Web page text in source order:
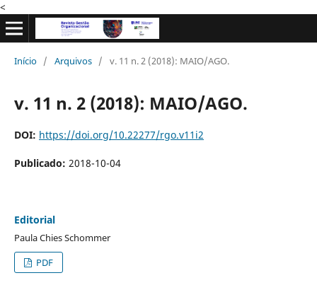
<
Início / Arquivos / v. 11 n. 2 (2018): MAIO/AGO.
v. 11 n. 2 (2018): MAIO/AGO.
DOI: https://doi.org/10.22277/rgo.v11i2
Publicado: 2018-10-04
Editorial
Paula Chies Schommer
PDF